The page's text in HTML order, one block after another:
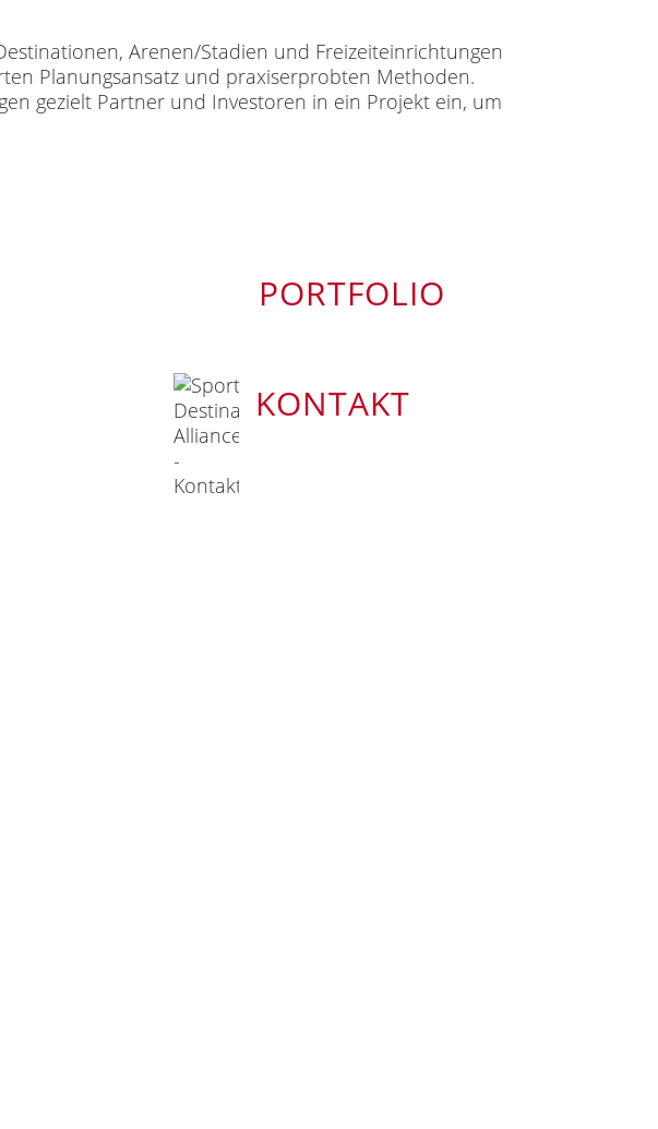
Arenen/Stadien und Freizeiteinrichtungen
Planungsansatz und praxiserprobten Methoden.
gezielt Partner und Investoren in ein Projekt ein, um
PORTFOLIO
KONTAKT